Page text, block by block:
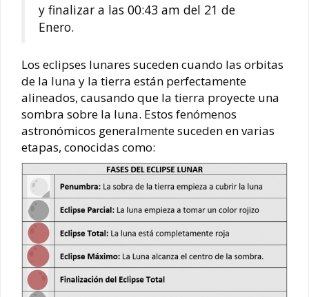
y finalizar a las 00:43 am del 21 de
Enero.
Los eclipses lunares suceden cuando las orbitas
de la luna y la tierra están perfectamente
alineados, causando que la tierra proyecte una
sombra sobre la luna. Estos fenómenos
astronómicos generalmente suceden en varias
etapas, conocidas como: